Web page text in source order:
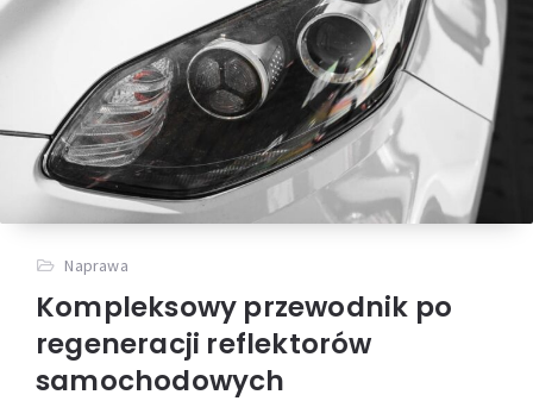
Naprawa
Kompleksowy przewodnik po
regeneracji reflektorów
samochodowych